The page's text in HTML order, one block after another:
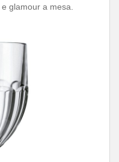
glamour a mesa.